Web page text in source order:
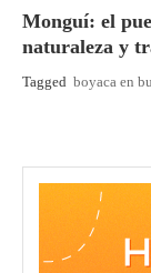
Monguí: el
naturaleza y
Tagged boyaca en